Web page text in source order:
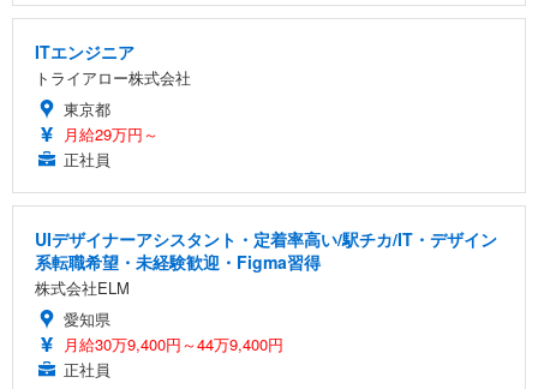
ITエンジニア
トライアロー株式会社
東京都
月給29万円～
正社員
UIデザイナーアシスタント・定着率高い/駅チカ/IT・デザイン
系転職希望・未経験歓迎・Figma習得
株式会社ELM
愛知県
月給30万9,400円～44万9,400円
正社員